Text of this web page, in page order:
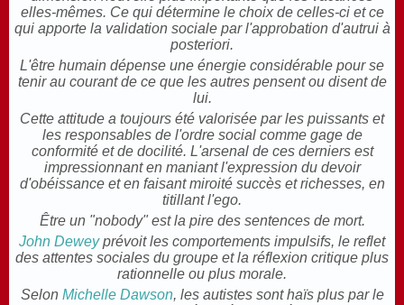
elles-mêmes. Ce qui détermine le choix de celles-ci et ce
qui apporte la validation sociale par l'approbation d'autrui à
posteriori.
L'être humain dépense une énergie considérable pour se
tenir au courant de ce que les autres pensent ou disent de
lui.
Cette attitude a toujours été valorisée par les puissants et
les responsables de l'ordre social comme gage de
conformité et de docilité. L'arsenal de ces derniers est
impressionnant en maniant l'expression du devoir
d'obéissance et en faisant miroité succès et richesses, en
titillant l'ego.
Être un "nobody" est la pire des sentences de mort.
John Deweyprévoit les comportements impulsifs, le reflet
des attentes sociales du groupe et la réflexion critique plus
rationnelle ou plus morale.
Selon Michelle Dawson, les autistes sont haïs plus par le